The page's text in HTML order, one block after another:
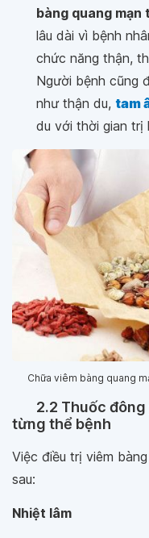
bàng quang mạn
lâu dài vì bệnh
chức năng thận,
Người bệnh cũng
như thận du, tam
du với thời gian trị
Chữa viêm bàng quang
2.2 Thuốc
từng thể bệnh
Việc điều trị viêm
sau:
Nhiệt lâm